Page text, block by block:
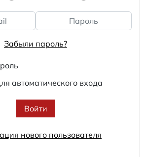
Забыли пароль?
автоматического входа
Войти
нового пользователя